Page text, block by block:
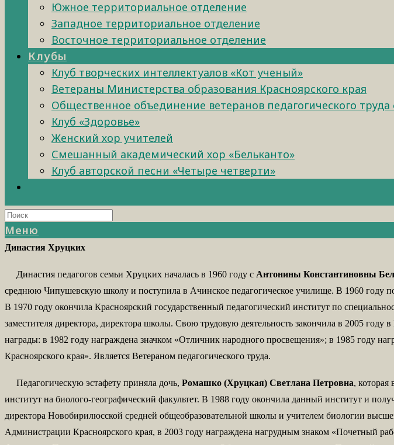
Южное территориальное отделение
Западное территориальное отделение
Восточное территориальное отделение
Клубы
Клуб творческих интеллектуалов «Кот ученый»
Ветераны Министерства образования Красноярского края
Общественное объединение ветеранов педагогического
Клуб «Здоровье»
Женский хор учителей
Смешанный академический хор «Бельканто»
Клуб авторской песни «Четыре четверти»
Меню
Династия Хруцких
Династия педагогов семьи Хруцких началась в 1960 году с Антонины Константиновны
среднюю Чипушевскую школу и поступила в Ачинское педагогическое училище. В 1960 году
В 1970 году окончила Красноярский государственный педагогический институт по
заместителя директора, директора школы. Свою трудовую деятельность закончила в 2005
награды: в 1982 году награждена значком «Отличник народного просвещения»; в 1985 году
Красноярского края». Является Ветераном педагогического труда.
Педагогическую эстафету приняла дочь, Ромашко (Хруцкая) Светлана Петровна,
институт на биолого-географический факультет. В 1988 году окончила данный институт и
директора Новобирилюсской средней общеобразовательной школы и учителем биологии
Администрации Красноярского края, в 2003 году награждена нагрудным знаком «Почетный